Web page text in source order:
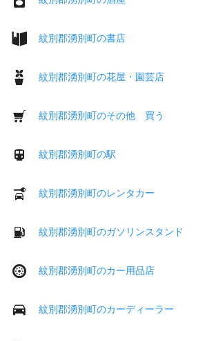
紋別郡湧別町の書店
紋別郡湧別町の花屋・園芸店
紋別郡湧別町のその他 買う
紋別郡湧別町の駅
紋別郡湧別町のレンタカー
紋別郡湧別町のガソリンスタンド
紋別郡湧別町のカー用品店
紋別郡湧別町のカーディーラー